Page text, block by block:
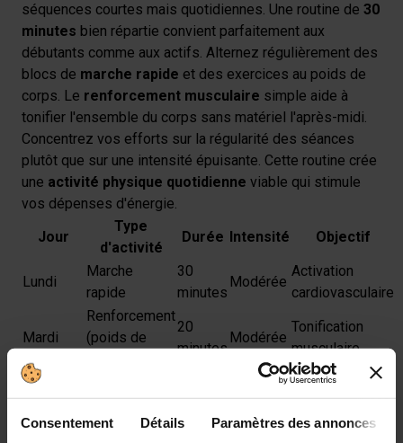
Consentement Détails Paramètres des annonces
séquences courtes mais quotidiennes. Une routine de 30
minutes bien répartie convient parfaitement aux
débutants comme aux actifs. Alternez régulièrement des
blocs de marche rapide et des exercices au poids de
corps. Le renforcement musculaire simple aide à
tonifier l'ensemble du corps sans matériel l'après-midi.
Concentrez vos efforts sur la régularité des séances
plutôt que sur une intensité épuisante. Cette routine crée
une activité physique quotidienne viable qui stimule
vos dépenses d'énergie.
Jour
Type
d'activité
Durée Intensité Objectif
Lundi
Marche
rapide
30
minutes
Modérée
Activation
cardiovasculaire
Mardi
Renforcement
(poids de
20
minutes
Modérée
Tonification
musculaire
Mercredi active
(étirements)
minutes
Faible
détente